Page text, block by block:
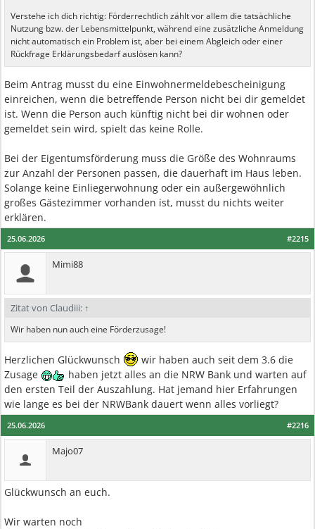
Verstehe ich dich richtig: Förderrechtlich zählt vor allem die tatsächliche
Nutzung bzw. der Lebensmittelpunkt, während eine zusätzliche Anmeldung
nicht automatisch ein Problem ist, aber bei einem Abgleich oder einer
Rückfrage Erklärungsbedarf auslösen kann?
Beim Antrag musst du eine Einwohnermeldebescheinigung
einreichen, wenn die betreffende Person nicht bei dir gemeldet
ist. Wenn die Person auch künftig nicht bei dir wohnen oder
gemeldet sein wird, spielt das keine Rolle.
Bei der Eigentumsförderung muss die Größe des Wohnraums
zur Anzahl der Personen passen, die dauerhaft im Haus leben.
Solange keine Einliegerwohnung oder ein außergewöhnlich
großes Gästezimmer vorhanden ist, musst du nichts weiter
erklären.
#2215
25.06.2026
Mimi88
Zitat von Claudiii: ↑
Wir haben nun auch eine Förderzusage!
Herzlichen Glückwunsch
wir haben auch seit dem 3.6 die
Zusage
haben jetzt alles an die NRW Bank und warten auf
den ersten Teil der Auszahlung. Hat jemand hier Erfahrungen
wie lange es bei der NRWBank dauert wenn alles vorliegt?
#2216
25.06.2026
Majo07
Glückwunsch an euch.
Wir warten noch